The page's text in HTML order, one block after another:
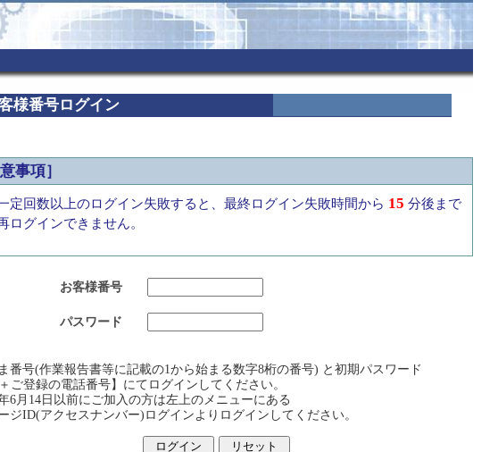
様番号ログイン
事項］
定回数以上のログイン失敗すると、最終ログイン失敗時間から 15 分後まで
ログインできません。
お客様番号
パスワード
番号(作業報告書等に記載の1から始まる数字8桁の番号) と初期パスワード
＋ご登録の電話番号】にてログインしてください。
6月14日以前にご加入の方は左上のメニューにある
ジID(アクセスナンバー)ログインよりログインしてください。